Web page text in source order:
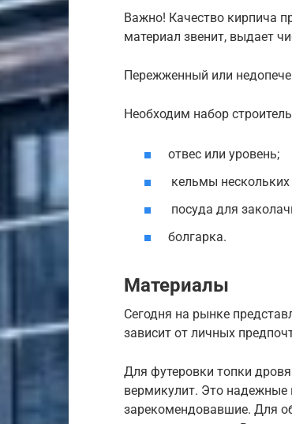
Важно! Качество кирпича
материал звенит, выдает
Пережженный или
Необходим набор
отвес или уровень;
кельмы
посуда для
болгарка.
Материалы
Сегодня на рынке
зависит от личных
Для футеровки топки
вермикулит. Это надежные
зарекомендовавшие. Для